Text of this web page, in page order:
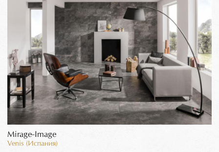
Mirage-Image
Venis (Испания)